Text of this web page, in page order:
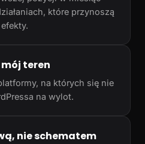
które przynoszą
teren
na których się nie
na wylot.
nie schematem